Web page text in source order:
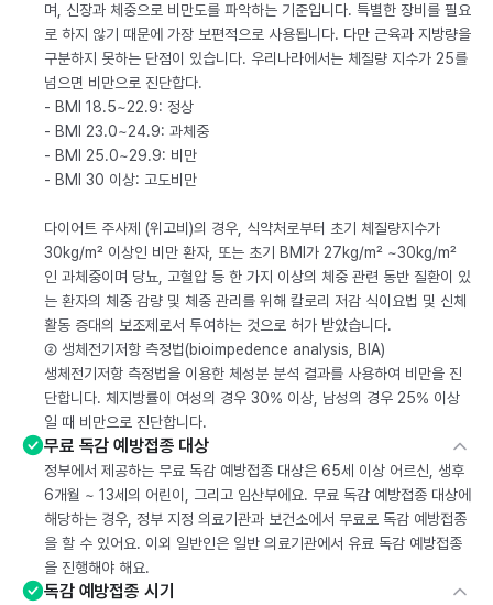
며, 신장과 체중으로 비만도를 파악하는 기준입니다. 특별한 장비를 필요
로 하지 않기 때문에 가장 보편적으로 사용됩니다. 다만 근육과 지방량을
구분하지 못하는 단점이 있습니다. 우리나라에서는 체질량 지수가 25를
넘으면 비만으로 진단합다.
- BMI 18.5~22.9: 정상
- BMI 23.0~24.9: 과체중
- BMI 25.0~29.9: 비만
- BMI 30 이상: 고도비만
다이어트 주사제 (위고비)의 경우, 식약처로부터 초기 체질량지수가
30kg/m² 이상인 비만 환자, 또는 초기 BMI가 27kg/m² ~30kg/m²
인 과체중이며 당뇨, 고혈압 등 한 가지 이상의 체중 관련 동반 질환이 있
는 환자의 체중 감량 및 체중 관리를 위해 칼로리 저감 식이요법 및 신체
활동 증대의 보조제로서 투여하는 것으로 허가 받았습니다.
② 생체전기저항 측정법(bioimpedence analysis, BIA)
생체전기저항 측정법을 이용한 체성분 분석 결과를 사용하여 비만을 진
단합니다. 체지방률이 여성의 경우 30% 이상, 남성의 경우 25% 이상
일 때 비만으로 진단합니다.
무료 독감 예방접종 대상
정부에서 제공하는 무료 독감 예방접종 대상은 65세 이상 어르신, 생후
6개월 ~ 13세의 어린이, 그리고 임산부에요. 무료 독감 예방접종 대상에
해당하는 경우, 정부 지정 의료기관과 보건소에서 무료로 독감 예방접종
을 할 수 있어요. 이외 일반인은 일반 의료기관에서 유료 독감 예방접종
을 진행해야 해요.
독감 예방접종 시기